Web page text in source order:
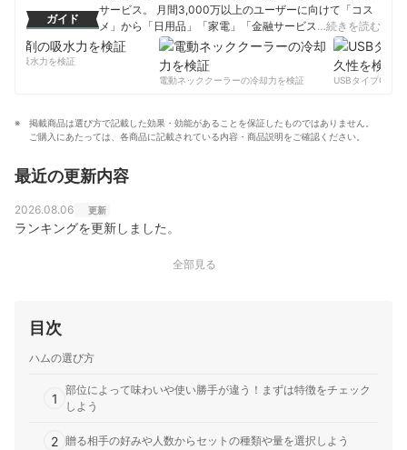
ガイド
サービス。 月間3,000万以上のユーザーに向けて「コス
メ」から「日用品」「家電」「金融サービス」まで、ベ
ストな商品を選んでもらうために、毎日コンテンツを制
コンテンツ制作チームのプロフィール
…続きを読む
の吸水力を検証
電動ネッククーラーの冷却力を検証
USBタイプCケー
掲載商品は選び方で記載した効果・効能があることを保証したものではありません。
ご購入にあたっては、各商品に記載されている内容・商品説明をご確認ください。
最近の更新内容
2026.08.06 更新
ランキングを更新しました。
全部見る
目次
ハムの選び方
1
部位によって味わいや使い勝手が違う！まずは特徴をチェック
しよう
2 贈る相手の好みや人数からセットの種類や量を選択しよう